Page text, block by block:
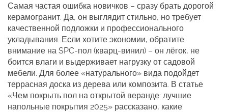
Самая частая ошибка новичков – сразу брать дорогой
керамогранит. Да, он выглядит стильно, но требует
качественной подложки и профессионального
укладывания. Если хотите экономии, обратите
внимание на SPC‑пол (кварц‑винил) – он лёгок, не
боится влаги и выдерживает нагрузку от садовой
мебели. Для более «натурального» вида подойдет
террасная доска из дерева или композита. В статье
«Чем покрыть пол на открытой веранде: лучшие
напольные покрытия 2025» рассказано, какие